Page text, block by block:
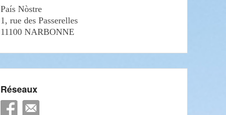
País Nòstre
1, rue des Passerelles
11100 NARBONNE
Réseaux